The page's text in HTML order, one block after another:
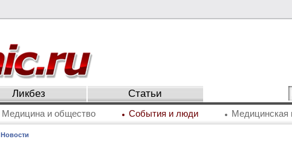
Ликбез Статьи
Медицина и общество События и люди Медицинская
Новости